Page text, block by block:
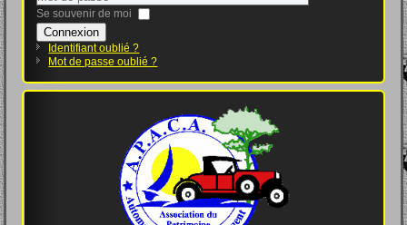
Se souvenir de moi
Connexion
Identifiant oublié ?
Mot de passe oublié ?